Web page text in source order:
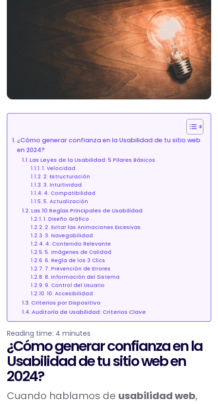
¿Cómo generar confianza en la Usabilidad de tu sitio web
en 2024?
Las Leyes de la Usabilidad: 5 Pilares Básicos
1. Velocidad
2. Estructuración
3. Intuitividad
4. Compatibilidad
5. Actualización
Las 10 Reglas Principales de Usabilidad
1. Diseño Gráfico
2. Evitar las Animaciones Excesivas
3. Navegabilidad
4. Contenido Relevante
5. Imágenes de Calidad
6. Regla de los 3 Clics
7. Prevención de Errores
8. Información del Sistema
9. Control del Usuario
10. Accesibilidad
Criterios por Dispositivo
Auditoría de Usabilidad: Criterios Clave
Reading time: 4 minutes
¿Cómo generar confianza en la
Usabilidad de tu sitio web en
2024?
Cuando hablamos de usabilidad web,